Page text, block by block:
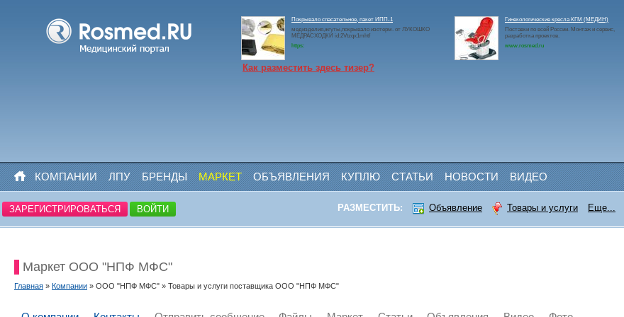
Покрывало спасательное, пакет ИПП-1
медизделия,жгуты,покрывало изотерм. от ЛУКОШКО
МЕДРАСХОДКИ id:2Vtzqx1mhtf
https:
Гинекологические кресла КГМ (МЕДИН)
Поставки по всей России. Монтаж и сервис,
разработка проектов.
www.rosmed.ru
Как разместить здесь тизер?
КОМПАНИИ ЛПУ БРЕНДЫ МАРКЕТ ОБЪЯВЛЕНИЯ КУПЛЮ СТАТЬИ НОВОСТИ ВИДЕО
ЗАРЕГИСТРИРОВАТЬСЯ ВОЙТИ РАЗМЕСТИТЬ: Объявление Товары и услуги Еще...
Маркет ООО "НПФ МФС"
Главная » Компании » ООО "НПФ МФС" » Товары и услуги поставщика ООО "НПФ МФС"